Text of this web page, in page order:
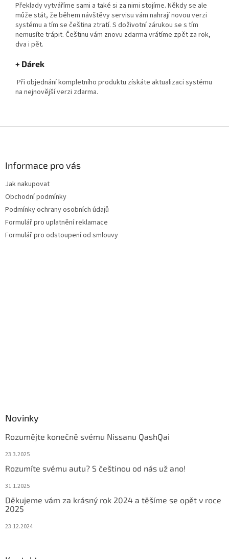
Překlady vytváříme sami a také si za nimi stojíme. Někdy se ale
může stát, že během návštěvy servisu vám nahrají novou verzi
systému a tím se čeština ztratí. S doživotní zárukou se s tím
nemusíte trápit. Češtinu vám znovu zdarma vrátíme zpět za rok,
dva i pět.
+ Dárek
Při objednání kompletního produktu získáte aktualizaci systému
na nejnovější verzi zdarma.
Informace pro vás
Jak nakupovat
Obchodní podmínky
Podmínky ochrany osobních údajů
Formulář pro uplatnění reklamace
Formulář pro odstoupení od smlouvy
Novinky
Rozumějte konečně svému Nissanu QashQai
23.3.2025
Rozumíte svému autu? S češtinou od nás už ano!
31.1.2025
Děkujeme vám za krásný rok 2024 a těšíme se opět v roce
2025
23.12.2024